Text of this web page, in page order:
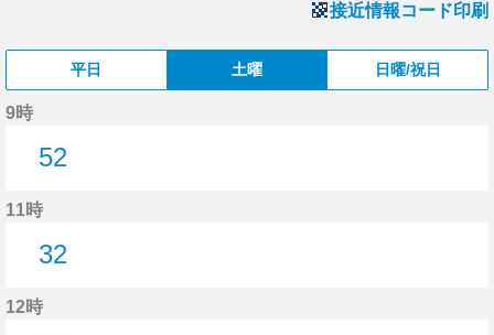
接近情報コード印刷
平日 土曜 日曜/祝日
9時
52
11時
32
12時